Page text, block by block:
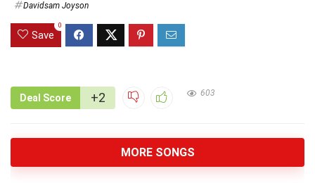
Davidsam Joyson
Save
0
Deal Score +2 603
MORE SONGS